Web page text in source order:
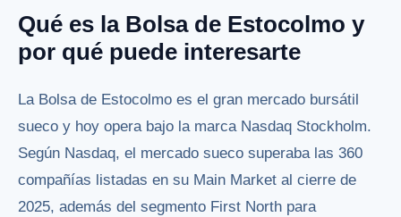
Qué es la Bolsa de Estocolmo y
por qué puede interesarte
La Bolsa de Estocolmo es el gran mercado bursátil
sueco y hoy opera bajo la marca Nasdaq Stockholm.
Según Nasdaq, el mercado sueco superaba las 360
compañías listadas en su Main Market al cierre de
2025, además del segmento First North para